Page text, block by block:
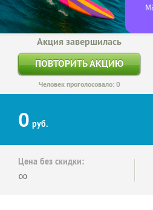
Акция завершилась
ПОВТОРИТЬ АКЦИЮ
Человек проголосовало: 0
0 руб.
Цена без скидки:
∞